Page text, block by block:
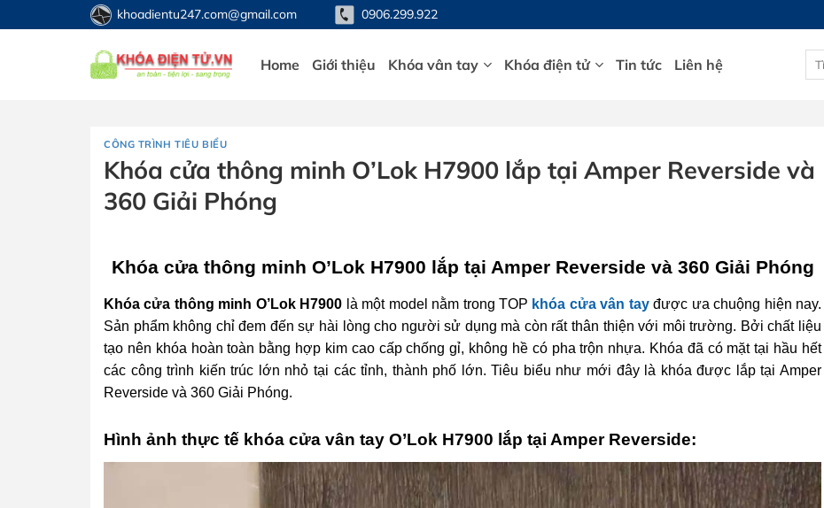
qua
khoadientu247.com@gmail.com 0906.299.922
Home Giới thiệu Khóa vân tay Khóa điện tử Tin tức Liên hệ
Tìm
CÔNG TRÌNH TIÊU BIỂU
Khóa cửa thông minh O’Lok H7900 lắp tại Amper Reverside và
360 Giải Phóng
Khóa cửa thông minh O’Lok H7900 lắp tại Amper Reverside và 360 Giải Phóng
Khóa cửa thông minh O’Lok H7900 là một model nằm trong TOP khóa cửa vân tayđược ưa chuộng hiện nay.
Sản phẩm không chỉ đem đến sự hài lòng cho người sử dụng mà còn rất thân thiện với môi trường. Bởi chất liệu
tạo nên khóa hoàn toàn bằng hợp kim cao cấp chống gỉ, không hề có pha trộn nhựa. Khóa đã có mặt tại hầu hết
các công trình kiến trúc lớn nhỏ tại các tỉnh, thành phố lớn. Tiêu biểu như mới đây là khóa được lắp tại Amper
Reverside và 360 Giải Phóng.
Hình ảnh thực tế khóa cửa vân tay O’Lok H7900 lắp tại Amper Reverside: